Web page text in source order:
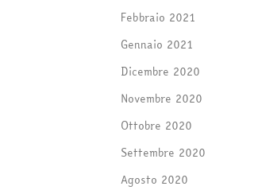
Febbraio 2021
Gennaio 2021
Dicembre 2020
Novembre 2020
Ottobre 2020
Settembre 2020
Agosto 2020